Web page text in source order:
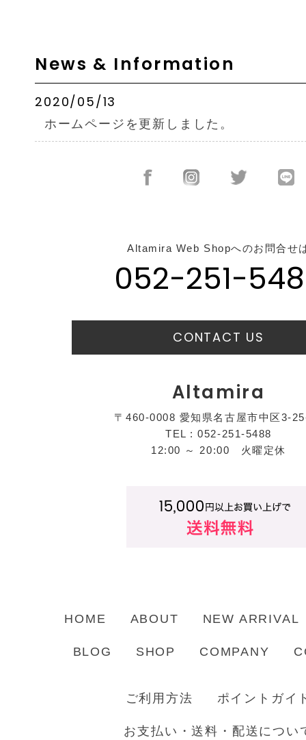
News & Information
2020/05/13
ホームページを更新しました。
Altamira Web Shopへのお問合せ
052-251-
CONTACT US
Altamira
〒460-0008 愛知県名古屋市中区3-
TEL : 052-251-5488
12:00 ～ 20:00 火曜定休
HOME ABOUT NEW ARRIVAL
BLOG SHOP COMPANY
ご利用方法 ポイントガイ
お支払い・送料・配送につい